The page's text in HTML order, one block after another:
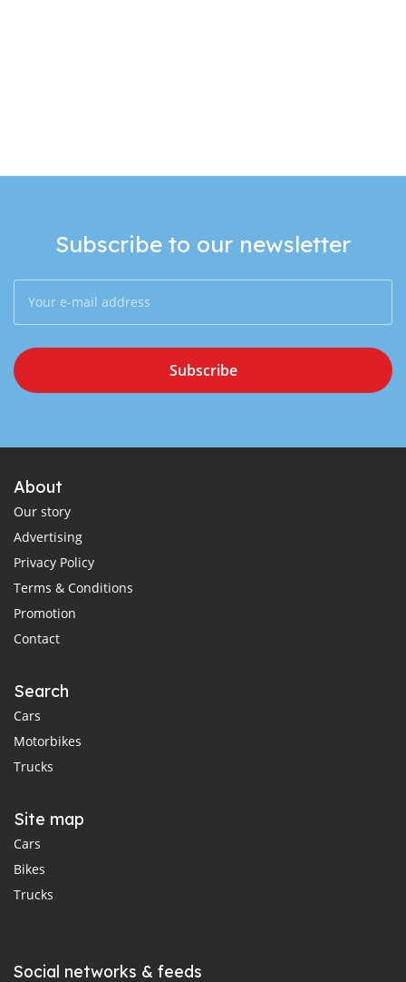
Subscribe to our newsletter
Subscribe
About
Our story
Advertising
Privacy Policy
Terms & Conditions
Promotion
Contact
Search
Cars
Motorbikes
Trucks
Site map
Cars
Bikes
Trucks
Social networks & feeds